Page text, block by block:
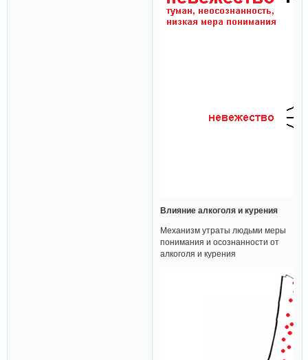
Влияние алкоголя и курения
Механизм утраты людьми меры
понимания и осознанности от
алкоголя и курения